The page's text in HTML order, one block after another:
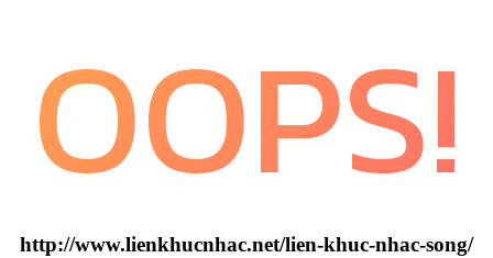
OOPS!
http://www.lienkhucnhac.net/lien-khuc-nhac-song/